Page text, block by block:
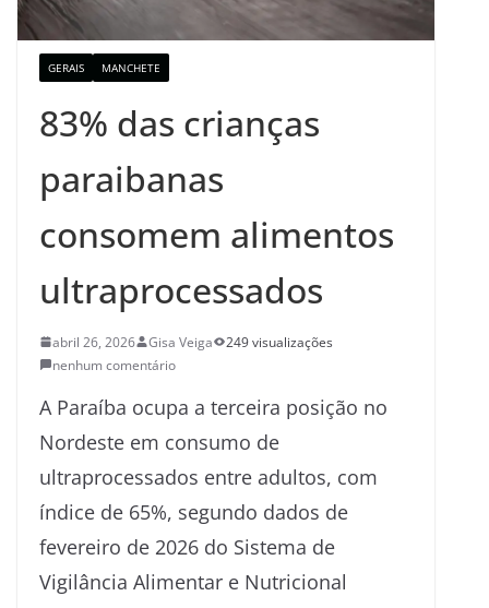
GERAIS MANCHETE
83% das crianças
paraibanas
consomem alimentos
ultraprocessados
abril 26, 2026 Gisa Veiga
249 visualizações
nenhum comentário
A Paraíba ocupa a terceira posição no
Nordeste em consumo de
ultraprocessados entre adultos, com
índice de 65%, segundo dados de
fevereiro de 2026 do Sistema de
Vigilância Alimentar e Nutricional